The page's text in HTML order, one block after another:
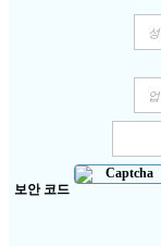
보안 코드